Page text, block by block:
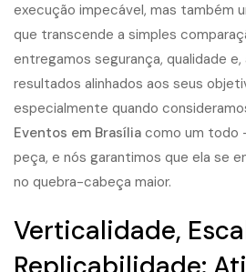
execução impecável, mas também
que transcende a simples
entregamos segurança, qualidade
resultados alinhados aos seus
especialmente quando
Eventos em Brasília como um todo
peça, e nós garantimos que ela se
no quebra-cabeça maior.
Verticalidade,